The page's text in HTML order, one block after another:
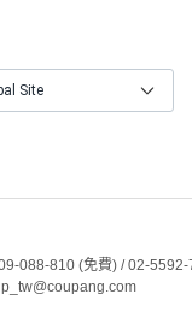
Site
088-810 (免費) / 02-